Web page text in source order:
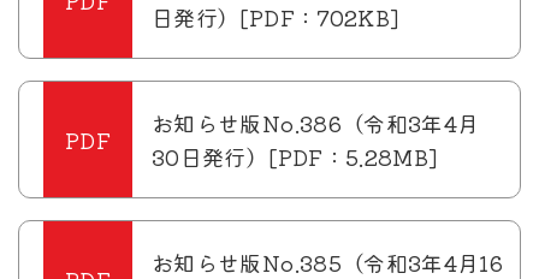
日発行）[PDF：702KB]
お知らせ版No.386（令和3年4月
30日発行）[PDF：5.28MB]
お知らせ版No.385（令和3年4月16